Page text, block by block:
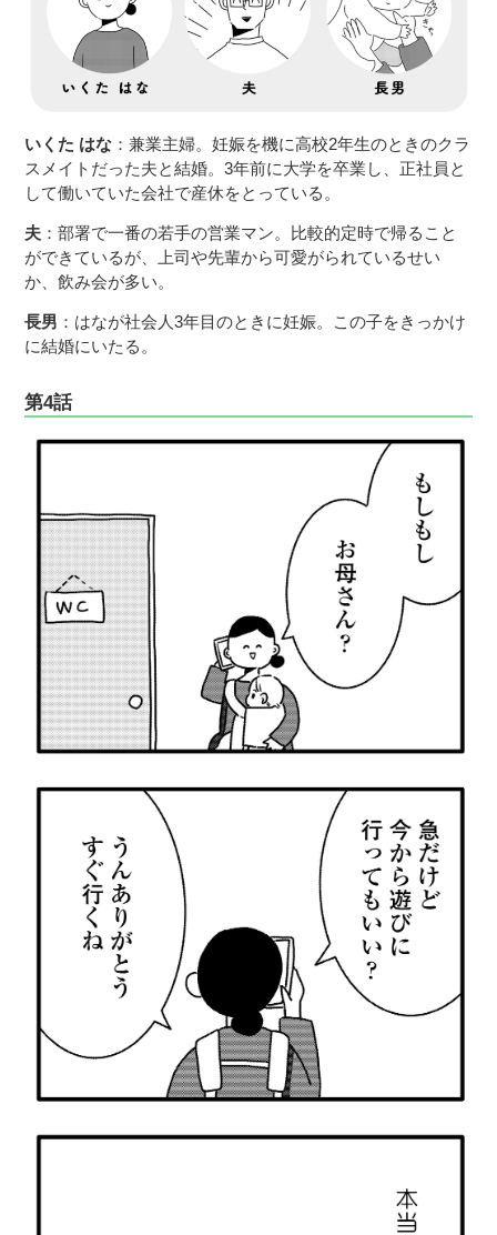
いくた はな ：兼業主婦。妊娠を機に高校2年生のときのクラ
スメイトだった夫と結婚。3年前に大学を卒業し、正社員と
して働いていた会社で産休をとっている。
夫 ：部署で一番の若手の営業マン。比較的定時で帰ること
ができているが、上司や先輩から可愛がられているせい
か、飲み会が多い。
長男 ：はなが社会人3年目のときに妊娠。この子をきっかけ
に結婚にいたる。
第4話